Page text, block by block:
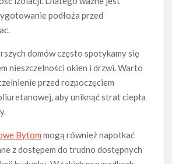
podłoża przed
domów często spotykamy się
nieszczelności okien i drzwi. Warto
przed rozpoczęciem
aby uniknąć strat ciepła
Bytom mogą również napotkać
z dostępem do trudno dostępnych